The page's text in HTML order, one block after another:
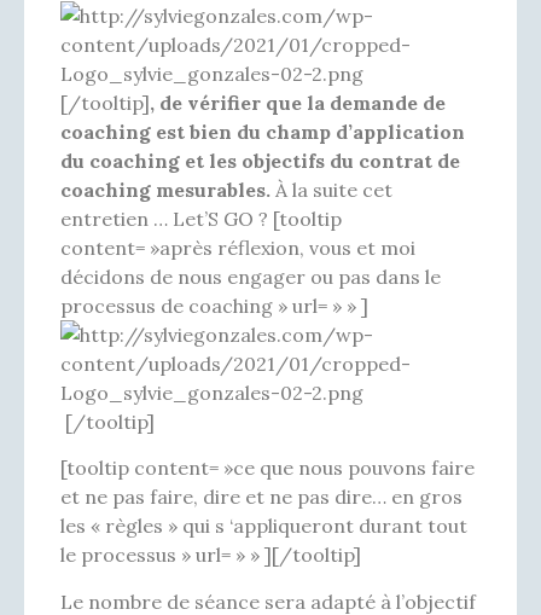
[/tooltip], de vérifier que la demande de
coaching est bien du champ d’application
du coaching et les objectifs du contrat de
coaching mesurables. À la suite cet
entretien … Let’S GO ? [tooltip
content= »après réflexion, vous et moi
décidons de nous engager ou pas dans le
processus de coaching » url= » » ]
[/tooltip]
[tooltip content= »ce que nous pouvons faire
et ne pas faire, dire et ne pas dire… en gros
les « règles » qui s ‘appliqueront durant tout
le processus » url= » » ][/tooltip]
Le nombre de séance sera adapté à l’objectif